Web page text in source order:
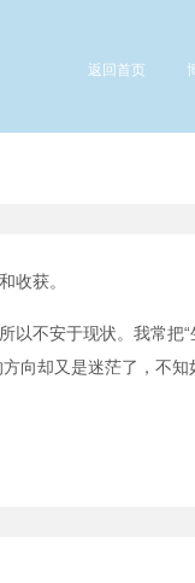
返回首页
收获。
不安于现状。我常把“
向却又是迷茫了，不